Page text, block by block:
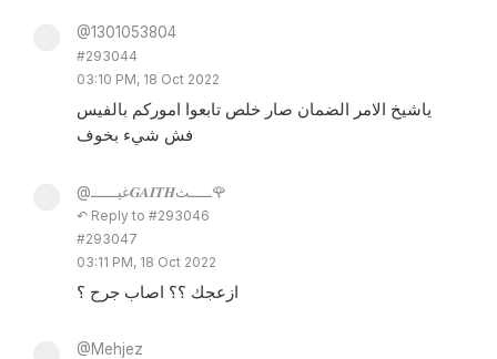
@1301053804
#293044
03:10 PM, 18 Oct 2022
ياشيخ الامر الضمان صار خلص تابعوا اموركم بالفيس
فش شيء بخوف
@غيــــــ𝑮𝑨𝑰𝑻𝑯ـــــث🌹
↶ Reply to #293046
#293047
03:11 PM, 18 Oct 2022
ازعجك ؟؟ اصاب جرح ؟
@Mehjez